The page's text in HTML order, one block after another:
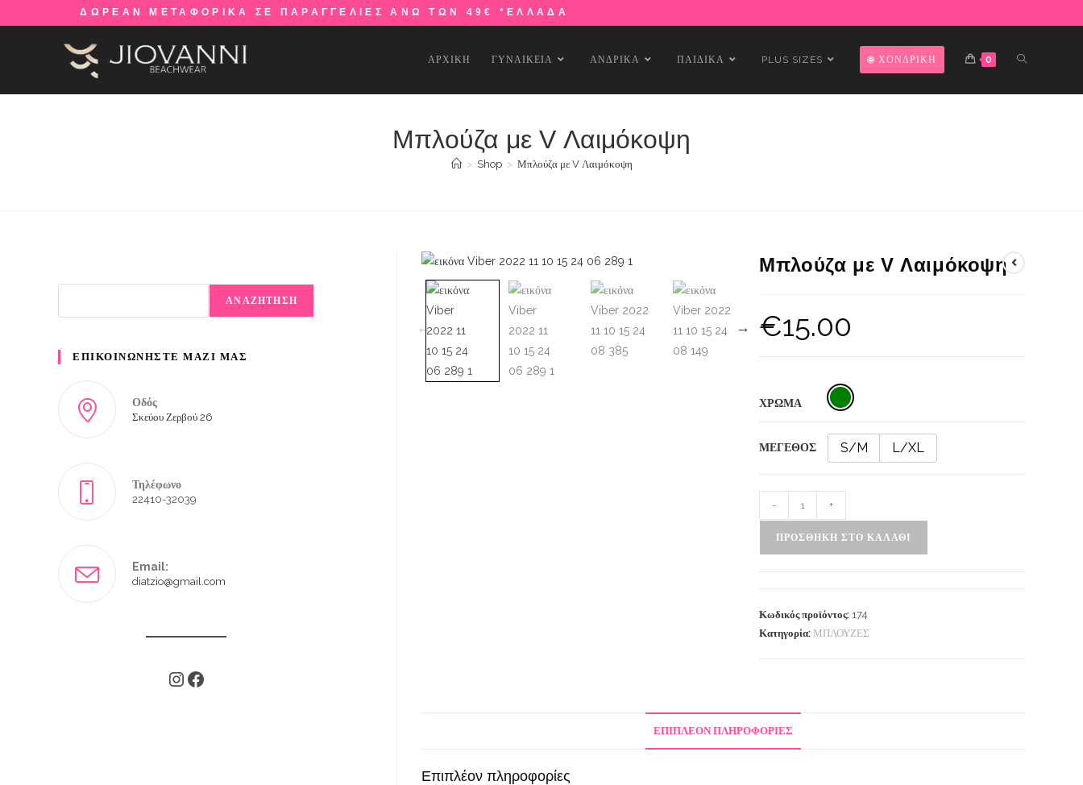
ΔΩΡΕΑΝ ΜΕΤΑΦΟΡΙΚΑ ΣΕ ΠΑΡΑΓΓΕΛΙΕΣ ΑΝΩ ΤΩΝ 49€ *ΕΛΛΑΔΑ
ΑΡΧΙΚΗ ΓΥΝΑΙΚΕΙΑ ΑΝΔΡΙΚΑ ΠΑΙΔΙΚΑ PLUS SIZES ΧΟΝΔΡΙΚΗ 0
Μπλούζα με V Λαιμόκοψη
> Shop > Μπλούζα με V Λαιμόκοψη
Μπλούζα με V Λαιμόκοψη
€15.00
ΧΡΩΜΑ
ΜΕΓΕΘΟΣ S/M L/XL
- +
ΠΡΟΣΘΉΚΗ ΣΤΟ ΚΑΛΆΘΙ
Κωδικός προϊόντος: 174
Κατηγορία: ΜΠΛΟΥΖΕΣ
ΕΠΙΠΛΈΟΝ ΠΛΗΡΟΦΟΡΊΕΣ
Επιπλέον πληροφορίες
ΑΝΑΖΗΤΗΣΗ
ΕΠΙΚΟΙΝΩΝΗΣΤΕ ΜΑΖΙ ΜΑΣ
Οδός
Σκεύου Ζερβού 26
Τηλέφωνο
22410-32039
Email:
diatzio@gmail.com